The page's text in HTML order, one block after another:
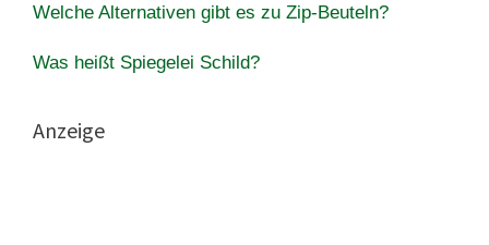
Welche Alternativen gibt es zu Zip-Beuteln?
Was heißt Spiegelei Schild?
Anzeige